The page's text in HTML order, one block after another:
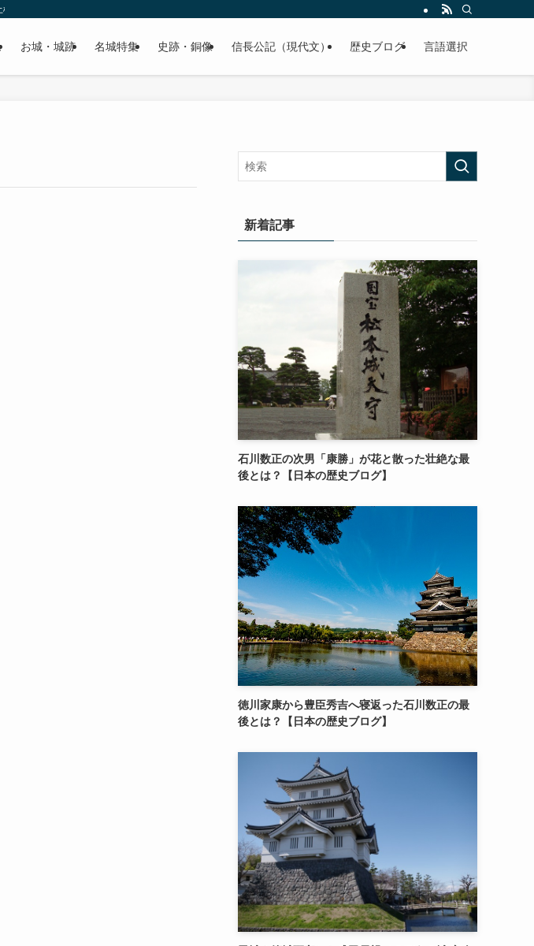
山時代（戦国時代）、江戸時代と幅広くご紹介致します。
お城・城跡 名城特集 史跡・銅像 信長公記（現代文） 歴史ブログ 言語選択
新着記事
石川数正の次男「康勝」が花と散った壮絶な最
後とは？【日本の歴史ブログ】
徳川家康から豊臣秀吉へ寝返った石川数正の最
後とは？【日本の歴史ブログ】